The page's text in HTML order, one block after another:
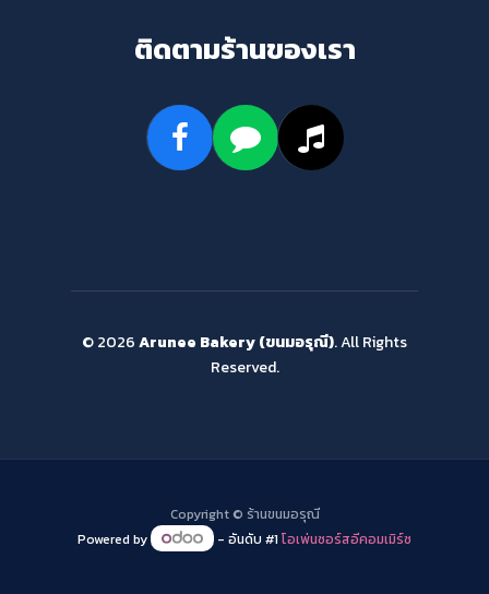
ติดตามร้านของเรา
© 2026Arunee Bakery (ขนมอรุณี). All Rights
Reserved.
Copyright © ร้านขนมอรุณี
Powered by
- อันดับ #1 โอเพ่นซอร์สอีคอมเมิร์ซ